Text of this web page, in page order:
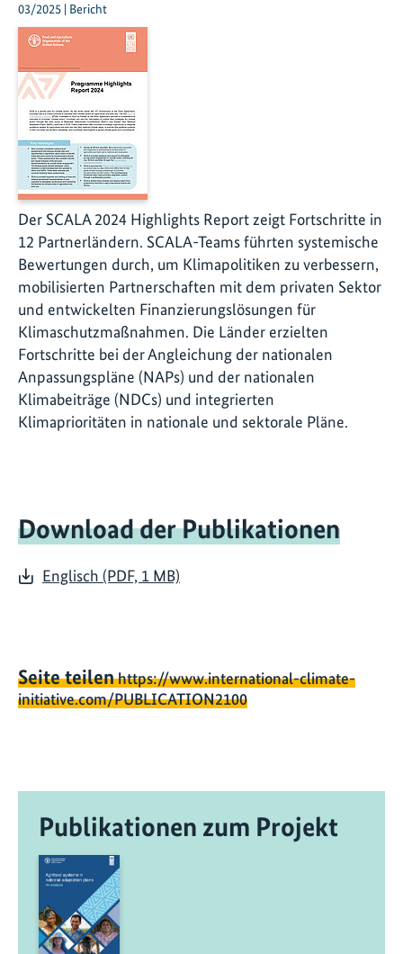
03/2025 | Bericht
Der SCALA 2024 Highlights Report zeigt Fortschritte in
12 Partnerländern. SCALA-Teams führten systemische
Bewertungen durch, um Klimapolitiken zu verbessern,
mobilisierten Partnerschaften mit dem privaten Sektor
und entwickelten Finanzierungslösungen für
Klimaschutzmaßnahmen. Die Länder erzielten
Fortschritte bei der Angleichung der nationalen
Anpassungspläne (NAPs) und der nationalen
Klimabeiträge (NDCs) und integrierten
Klimaprioritäten in nationale und sektorale Pläne.
Download der Publikationen
Englisch (PDF, 1 MB)
Seite teilenhttps://www.international-climate-
initiative.com/PUBLICATION2100
Publikationen zum Projekt